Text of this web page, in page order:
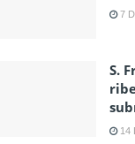
7
S.
14